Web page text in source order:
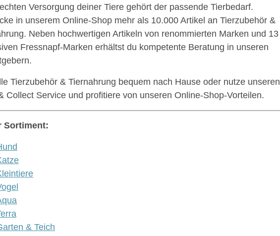
Versorgung deiner Tiere gehört der passende Tierbedarf.
in unserem Online-Shop mehr als 10.000 Artikel an Tierzubehör &
Neben hochwertigen Artikeln von renommierten Marken und 13
Fressnapf-Marken erhältst du kompetente Beratung in unseren
Tierzubehör & Tiernahrung bequem nach Hause oder nutze unseren
Collect Service und profitiere von unseren Online-Shop-Vorteilen.
Sortiment:
& Teich